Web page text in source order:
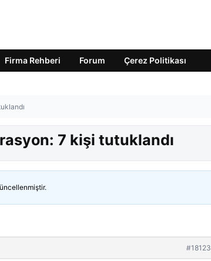
Firma Rehberi Forum Çerez Politikası
7 kişi tutuklandı
#18123